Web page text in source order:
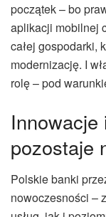
początek – bo
aplikacji mobilnej
całej gospodarki,
modernizację. I
rolę – pod
pozostaje
Polskie banki
nowoczesności –